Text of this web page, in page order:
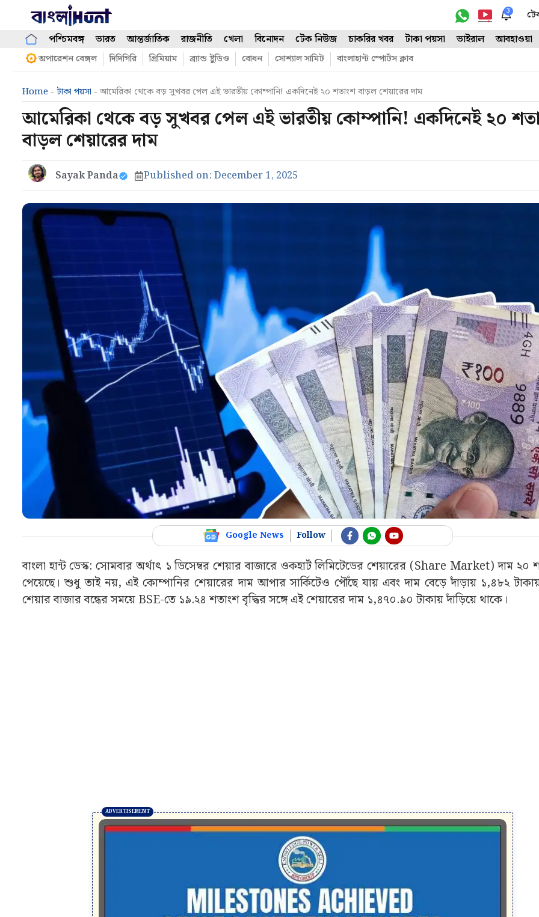
content
3
পশ্চিমবঙ্গ ভারত আন্তর্জাতিক রাজনীতি খেলা বিনোদন টেক নিউজ চাকরির খবর টাকা পয়সা ভাইরাল আবহাওয়া
অপারেশন বেঙ্গল দিদিগিরি প্রিমিয়াম ব্র্যান্ড ষ্টুডিও বোধন সোশ্যাল সামিট বাংলাহান্ট স্পোর্টস ক্লাব
Home - টাকা পয়সা - আমেরিকা থেকে বড় সুখবর পেল এই ভারতীয় কোম্পানি! একদিনেই ২০ শতাংশ বাড়ল শেয়ারের দাম
আমেরিকা থেকে বড় সুখবর পেল এই ভারতীয় কোম্পানি! একদিনেই ২০
বাড়ল শেয়ারের দাম
Sayak Panda Published on: December 1, 2025
Google News Follow
বাংলা হান্ট ডেস্ক: সোমবার অর্থাৎ ১ ডিসেম্বর শেয়ার বাজারে ওকহার্ট লিমিটেডের শেয়ারের (Share Market) দাম ২০
পেয়েছে। শুধু তাই নয়, এই কোম্পানির শেয়ারের দাম আপার সার্কিটেও পৌঁছে যায় এবং দাম বেড়ে দাঁড়ায় ১,৪৮২
শেয়ার বাজার বন্ধের সময়ে BSE-তে ১৯.২৪ শতাংশ বৃদ্ধির সঙ্গে এই শেয়ারের দাম ১,৪৭০.৯০ টাকায় দাঁড়িয়ে থাকে।